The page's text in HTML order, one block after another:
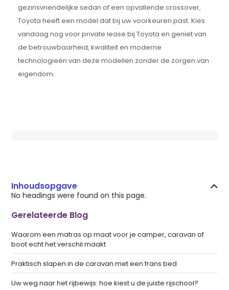
gezinsvriendelijke sedan of een opvallende crossover,
Toyota heeft een model dat bij uw voorkeuren past. Kies
vandaag nog voor private lease bij Toyota en geniet van
de betrouwbaarheid, kwaliteit en moderne
technologieën van deze modellen zonder de zorgen van
eigendom.
Inhoudsopgave
No headings were found on this page.
Gerelateerde Blog
Waarom een matras op maat voor je camper, caravan of
boot echt het verschil maakt
Praktisch slapen in de caravan met een frans bed
Uw weg naar het rijbewijs: hoe kiest u de juiste rijschool?